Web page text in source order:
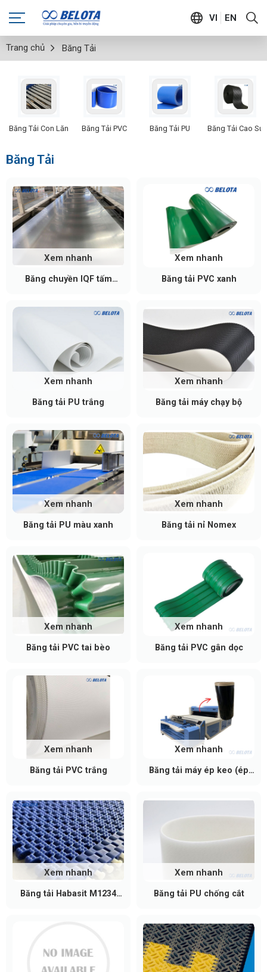
VI EN
Trang chủ Băng Tải
Băng Tải Con Lăn Băng Tải PVC Băng Tải PU Băng Tải Cao Su
Băng Tải
Băng chuyền IQF tấm
Xem nhanh
Băng tải PVC xanh
Xem nhanh
Băng tải PU trắng
Xem nhanh
Băng tải máy chạy bộ
Xem nhanh
Băng tải PU màu xanh
Xem nhanh
Băng tải nỉ Nomex
Xem nhanh
Băng tải PVC tai bèo
Xem nhanh
Băng tải PVC gân dọc
Xem nhanh
Băng tải PVC trắng
Xem nhanh
Băng tải máy ép keo (ép
Xem nhanh
Băng tải Habasit M1234
Xem nhanh
Băng tải PU chống cắt
Xem nhanh